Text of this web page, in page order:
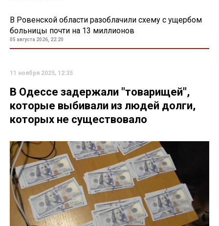
В Ровенской области разоблачили схему с ущербом
больницы почти на 13 миллионов
05 августа 2026, 22:20
11 ноября 2025, 12:35
В Одессе задержали "товарищей",
которые выбивали из людей долги,
которых не существовало